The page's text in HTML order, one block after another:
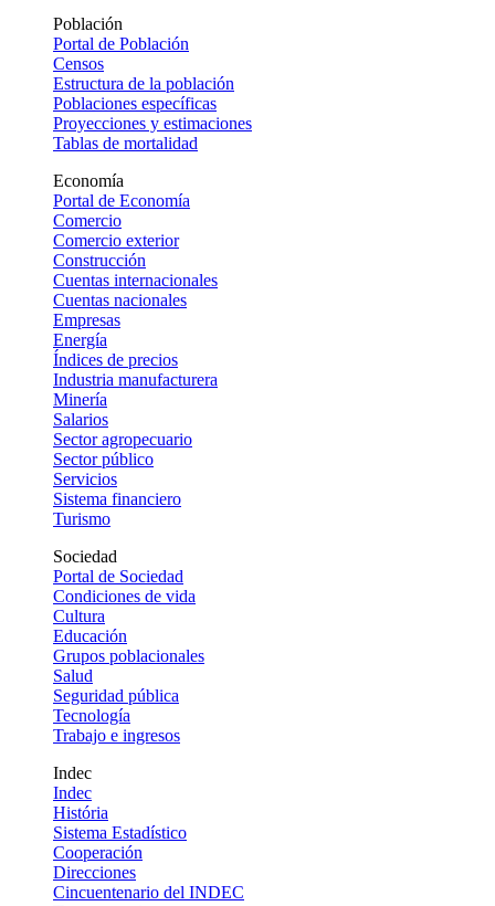
Población
Portal de Población
Censos
Estructura de la población
Poblaciones específicas
Proyecciones y estimaciones
Tablas de mortalidad
Economía
Portal de Economía
Comercio
Comercio exterior
Construcción
Cuentas internacionales
Cuentas nacionales
Empresas
Energía
Índices de precios
Industria manufacturera
Minería
Salarios
Sector agropecuario
Sector público
Servicios
Sistema financiero
Turismo
Sociedad
Portal de Sociedad
Condiciones de vida
Cultura
Educación
Grupos poblacionales
Salud
Seguridad pública
Tecnología
Trabajo e ingresos
Indec
Indec
História
Sistema Estadístico
Cooperación
Direcciones
Cincuentenario del INDEC